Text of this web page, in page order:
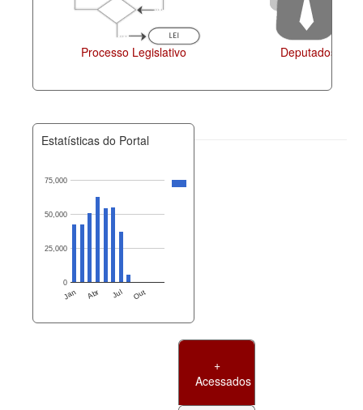
Processo Legislativo Deputados Estaduais
Estatísticas do Portal
Jan Abr Jul Out
0
25,000
50,000
75,000
+
Acessados